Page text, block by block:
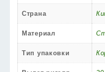
Страна
Материал
Тип упаковки